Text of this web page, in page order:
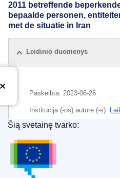
2011 betreffende
bepaalde personen,
met de situatie in Iran
Leidinio duomenys
Paskelbta: 2023-06-26
Institucija (-os) autorė (-s):
Europos Sąjungos
Šią svetainę tvarko: